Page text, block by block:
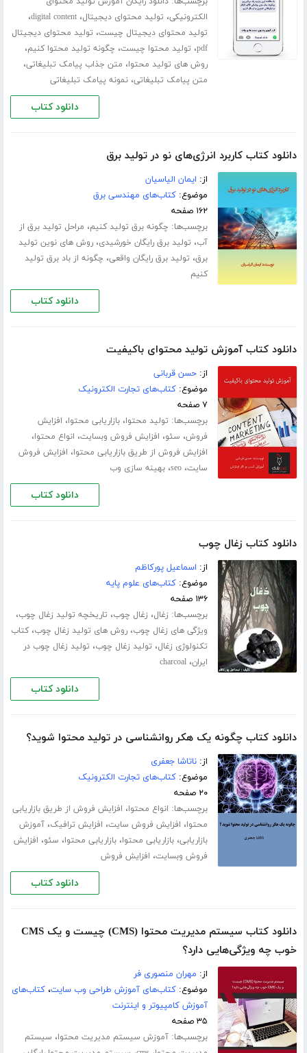
الکترونیکی، تولید محتوای دیجیتال،digital content،
تولید محتوای دیجیتال چیست، تولید محتوای دیجیتال
pdf، تولید محتوا چیست، چگونه تولید محتوا کنیم،
روش های تولید محتوا، متن جذاب پیامک تبلیغاتی،
متن پیامک تبلیغاتی،نمونه پیامک تبلیغاتی
دانلود کتاب
دانلود کتاب کاربرد انرژی‌های نو در تولید برق
از: ایمان الیاسیان
موضوع:کتاب‌های مهندسی برق
۱۶۲ صفحه
برچسب‌ها: چگونه برق تولید کنیم، مراحل تولید برق از
آب، تولید برق رایگان خورشیدی،روش های نوین تولید
برق، تولید برق رایگان واقعی، چگونه از باد برق تولید
کنیم
دانلود کتاب
دانلود کتاب آموزش تولید محتوای باکیفیت
از:حسن قربانی
موضوع:کتاب‌های تجارت الکترونیک
۷ صفحه
برچسب‌ها: تولید محتوا،بازاریابی محتوا، افزایش
فروش، سئو، افزایش فروش وبسایت، انواع محتوا،
افزایش فروش از طریق بازاریابی محتوا، افزایش فروش
سایت،seo،بهینه سازی وب
دانلود کتاب
دانلود کتاب زغال چوب
از: اسماعیل پورکاظم
موضوع:کتاب‌های علوم پایه
۱۳۶ صفحه
برچسب‌ها: زغال، زغال چوب، تاریخچه تولید زغال چوب،
ویژگی های زغال چوب،روش های تولید زغال چوب،کتاب
تکنولوژی زغال، تولید زغال چوب، تولید زغال چوب در
ایران،charcoal
دانلود کتاب
دانلود کتاب چگونه یک هکر روانشناسی در تولید محتوا شوید؟
از:ناتاشا جعفری
موضوع:کتاب‌های تجارت الکترونیک
۲۰ صفحه
برچسب‌ها: انواع محتوا، افزایش فروش از طریق بازاریابی
محتوا، افزایش فروش سایت، افزایش ترافیک،آموزش
بازاریابی،بازاریابی محتوا،بازاریابی محتوا، سئو، افزایش
فروش وبسایت، افزایش فروش
دانلود کتاب
دانلود کتاب سیستم مدیریت محتوا (CMS) چیست و یک CMS
خوب چه ویژگی‌هایی دارد؟
از: مهران منصوری فر
موضوع:کتاب‌های آموزش طراحی وب سایت،کتاب‌های
آموزش کامپیوتر و اینترنت
۳۵ صفحه
برچسب‌ها:آموزش سیستم مدیریت محتوا، سیستم